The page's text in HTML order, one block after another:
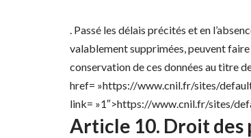
. Passé les délais précités et en
valablement supprimées, peuvent
conservation de ces données au titre
href= »https://www.cnil.fr/sites/
link= »1″>https://www.cnil.fr/sites/
Article 10. Droit des